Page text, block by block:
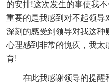
的安排!这次发生的事使我
重要的是我感到对不起领
深刻的感受到领导对我这
心理感到非常的愧疚，我太
育!
在此我感谢领导的提醒